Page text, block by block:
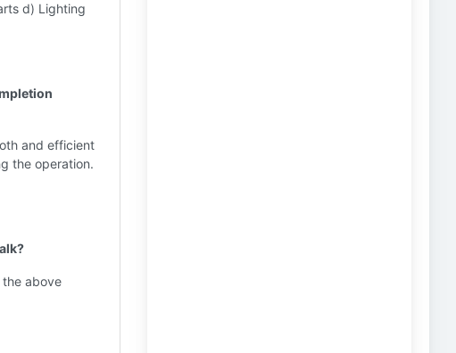
d) Lighting
and efficient
the operation.
the above